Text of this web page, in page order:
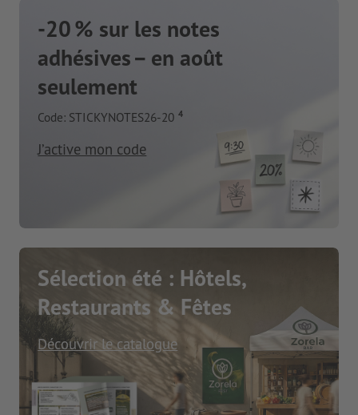
-20 % sur les notes
adhésives – en août
seulement
Code: STICKYNOTES26-20 4
J’active mon code
Sélection été : Hôtels,
Restaurants & Fêtes
Découvrir le catalogue